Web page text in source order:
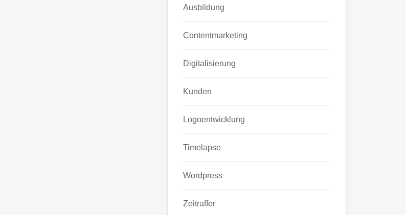
Ausbildung
Contentmarketing
Digitalisierung
Kunden
Logoentwicklung
Timelapse
Wordpress
Zeitraffer